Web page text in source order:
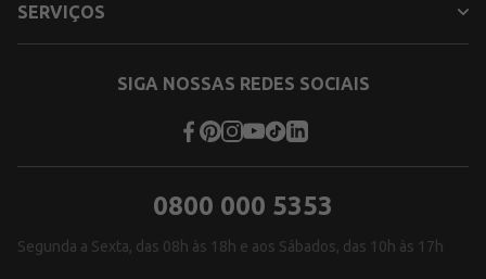
SERVIÇOS
SIGA NOSSAS REDES SOCIAIS
0800 000 5353
Segunda a Sexta, das 08h às 18h e aos Sábados, das 10h às 17h